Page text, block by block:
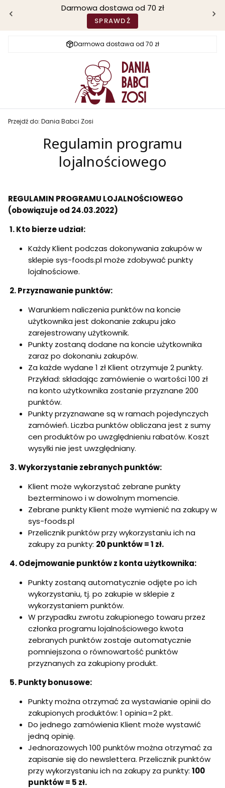
Darmowa dostawa od 70 zł
SPRAWDŹ
Darmowa dostawa od 70 zł
Przejdź do: Dania Babci Zosi
Regulamin programu
lojalnościowego
REGULAMIN PROGRAMU LOJALNOŚCIOWEGO
(obowiązuje od 24.03.2022)
1. Kto bierze udział:
Każdy Klient podczas dokonywania zakupów w
sklepie sys-foods.pl może zdobywać punkty
lojalnościowe.
2.Przyznawanie punktów:
Warunkiem naliczenia punktów na koncie
użytkownika jest dokonanie zakupu jako
zarejestrowany użytkownik.
Punkty zostaną dodane na koncie użytkownika
zaraz po dokonaniu zakupów.
Za każde wydane 1 zł Klient otrzymuje 2 punkty.
Przykład: składając zamówienie o wartości 100 zł
na konto użytkownika zostanie przyznane 200
punktów.
Punkty przyznawane są w ramach pojedynczych
zamówień. Liczba punktów obliczana jest z sumy
cen produktów po uwzględnieniu rabatów. Koszt
wysyłki nie jest uwzględniany.
3.Wykorzystanie zebranych punktów:
Klient może wykorzystać zebrane punkty
bezterminowo i w dowolnym momencie.
Zebrane punkty Klient może wymienić na zakupy w
sys-foods.pl
Przelicznik punktów przy wykorzystaniu ich na
zakupy za punkty: 20 punktów = 1 zł.
4.Odejmowanie punktów z konta użytkownika:
Punkty zostaną automatycznie odjęte po ich
wykorzystaniu, tj. po zakupie w sklepie z
wykorzystaniem punktów.
W przypadku zwrotu zakupionego towaru przez
członka programu lojalnościowego kwota
zebranych punktów zostaje automatycznie
pomniejszona o równowartość punktów
przyznanych za zakupiony produkt.
5.Punkty bonusowe:
Punkty można otrzymać za wystawianie opinii do
zakupionych produktów: 1 opinia=2 pkt.
Do jednego zamówienia Klient może wystawić
jedną opinię.
Jednorazowych 100 punktów można otrzymać za
zapisanie się do newslettera. Przelicznik punktów
przy wykorzystaniu ich na zakupy za punkty: 100
punktów = 5 zł.